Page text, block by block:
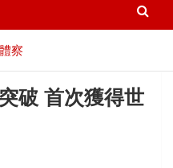
體察
破 首次獲得世